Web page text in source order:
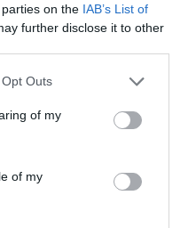
on the IAB’s List of
further disclose it to other
Outs
of my
of my
cetățeni ai Uniunii
în afara spaţiului
lor țară nu are o
din partea
dacă sunt victime
află în mijlocul unei